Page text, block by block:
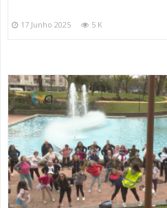
17 Junho 2025 5 K